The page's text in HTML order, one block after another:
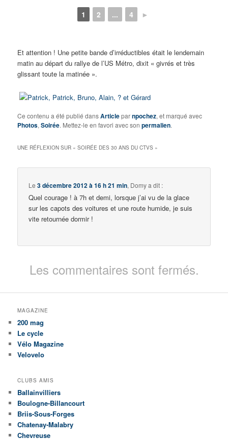
1 2 ... 4 ►
Et attention ! Une petite bande d’irréductibles était le lendemain
matin au départ du rallye de l’US Métro, dixit « givrés et très
glissant toute la matinée ».
Ce contenu a été publié dansArticleparnpochez, et marqué avec
Photos,Soirée. Mettez-le en favori avec sonpermalien.
UNE RÉFLEXION SUR «SOIRÉE DES 30 ANS DU CTVS »
Le3 décembre 2012 à 16 h 21 min, Domya dit :
Quel courage ! à 7h et demi, lorsque j’ai vu de la glace
sur les capots des voitures et une route humide, je suis
vite retournée dormir !
Les commentaires sont fermés.
MAGAZINE
200 mag
Le cycle
Vélo Magazine
Velovelo
CLUBS AMIS
Ballainvilliers
Boulogne-Billancourt
Briis-Sous-Forges
Chatenay-Malabry
Chevreuse